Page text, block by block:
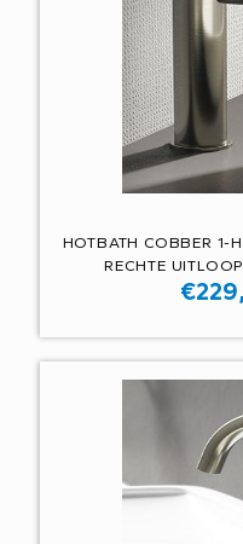
HOTBATH COBBER 1-
RECHTE
€